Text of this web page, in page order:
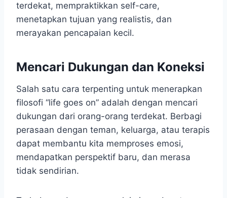
terdekat, mempraktikkan self-care,
menetapkan tujuan yang realistis, dan
merayakan pencapaian kecil.
Mencari Dukungan dan Koneksi
Salah satu cara terpenting untuk menerapkan
filosofi “life goes on” adalah dengan mencari
dukungan dari orang-orang terdekat. Berbagi
perasaan dengan teman, keluarga, atau terapis
dapat membantu kita memproses emosi,
mendapatkan perspektif baru, dan merasa
tidak sendirian.